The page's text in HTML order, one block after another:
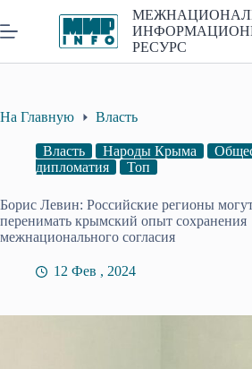
к
сути
РЕСУРС
На Главную Власть
Власть Народы Крыма
дипломатия
Топ
Борис Левин: Российские регионы
перенимать крымский опыт сохранения
межнационального согласия
12 Фев , 2024